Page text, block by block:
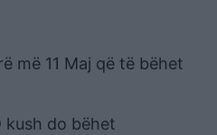
më 11 Maj që të bëhet
kush do bëhet